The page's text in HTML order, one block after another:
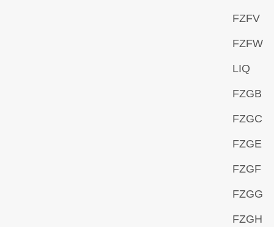
FZFV
FZFW
LIQ
FZGB
FZGC
FZGE
FZGF
FZGG
FZGH